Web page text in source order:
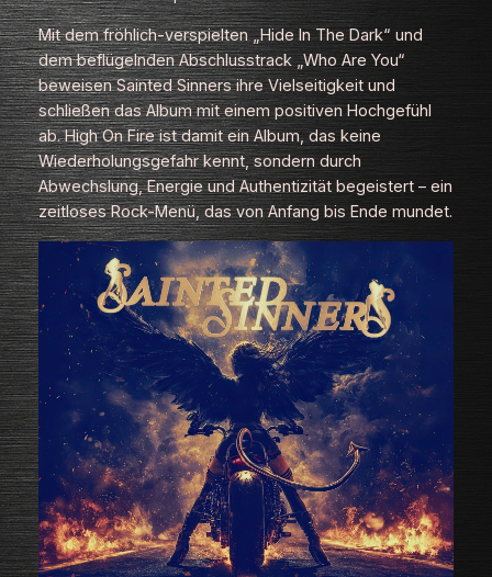
Mit dem fröhlich-verspielten „Hide In The Dark“ und
dem beflügelnden Abschlusstrack „Who Are You“
beweisen Sainted Sinners ihre Vielseitigkeit und
schließen das Album mit einem positiven Hochgefühl
ab.High On Fireist damit ein Album, das keine
Wiederholungsgefahr kennt, sondern durch
Abwechslung, Energie und Authentizität begeistert – ein
zeitloses Rock-Menü, das von Anfang bis Ende mundet.